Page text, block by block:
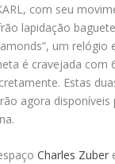
com seu
lapidação
um relógio
é cravejada com
Estas
agora disponíveis
Charles Zuber